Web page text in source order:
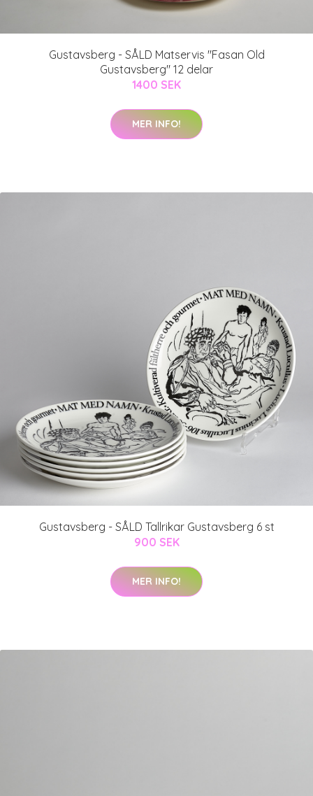
Gustavsberg - SÅLD Matservis "Fasan Old
Gustavsberg" 12 delar
1400 SEK
MER INFO!
Gustavsberg - SÅLD Tallrikar Gustavsberg 6 st
900 SEK
MER INFO!